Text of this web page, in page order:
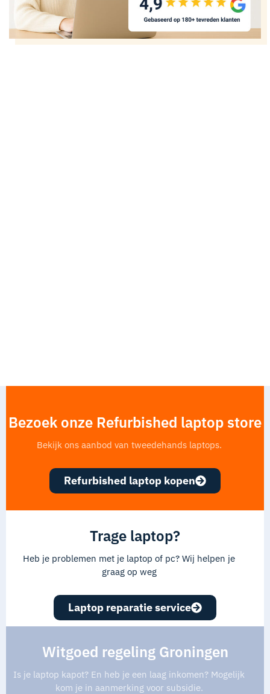
Bezoek onze Refurbished laptop store
Bekijk ons aanbod van tweedehands laptops.
Refurbished laptop kopen
Trage laptop?
Heb je problemen met je laptop of pc? Wij helpen je
graag op weg
Laptop reparatie service
Witgoed regeling Groningen
Is je laptop kapot? En heb je een laag inkomen? Mogelijk
kom je in aanmerking voor subsidie.